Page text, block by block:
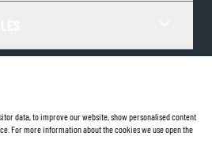
- Todos los derechos reservados.
data, to improve our website, show personalised content
For more information about the cookies we use open the